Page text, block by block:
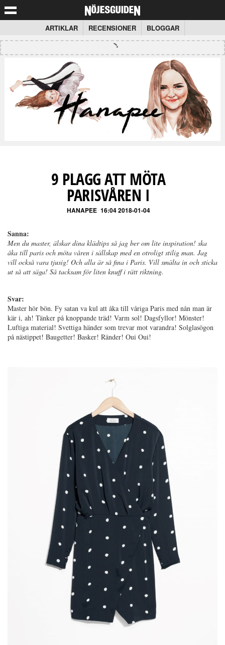
ARTIKLAR RECENSIONER BLOGGAR
9 PLAGG ATT MÖTA
PARISVÅREN I
HANAPEE 16:04 2018-01-04
Sanna:
Men du master, älskar dina klädtips så jag ber om lite inspiration! ska
åka till paris och möta våren i sällskap med en otroligt stilig man. Jag
vill också vara tjusig! Och alla är så fina i Paris. Vill smälta in och sticka
ut så att säga! Så tacksam för liten knuff i rätt riktning.
Svar:
Master hör bön. Fy satan va kul att åka till våriga Paris med nån man är
kär i, ah! Tänker på knoppande träd! Varm sol! Dagsfyllor! Mönster!
Luftiga material! Svettiga händer som trevar mot varandra! Solglasögon
på nästippet! Baugetter! Basker! Ränder! Oui Oui!